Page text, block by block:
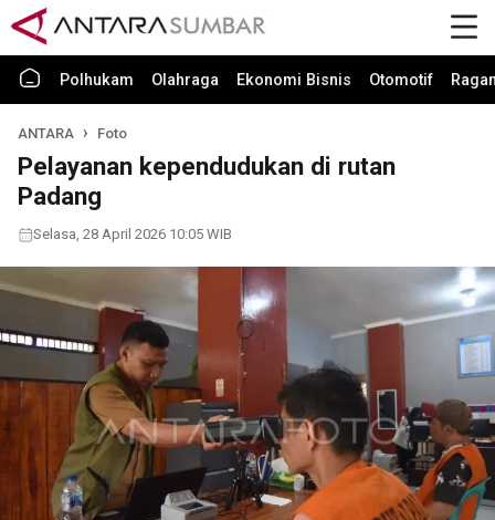
Polhukam Olahraga Ekonomi Bisnis Otomotif
ANTARA Foto
Pelayanan kependudukan di rutan
Padang
Selasa, 28 April 2026 10:05 WIB